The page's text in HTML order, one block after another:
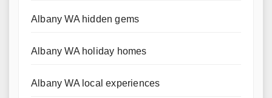
Albany WA hidden gems
Albany WA holiday homes
Albany WA local experiences